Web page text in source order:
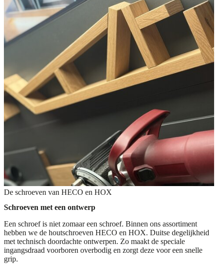
De schroeven van HECO en HOX
Schroeven met een ontwerp
Een schroef is niet zomaar een schroef. Binnen ons assortiment
hebben we de houtschroeven HECO en HOX. Duitse degelijkheid
met technisch doordachte ontwerpen. Zo maakt de speciale
ingangsdraad voorboren overbodig en zorgt deze voor een snelle
grip.